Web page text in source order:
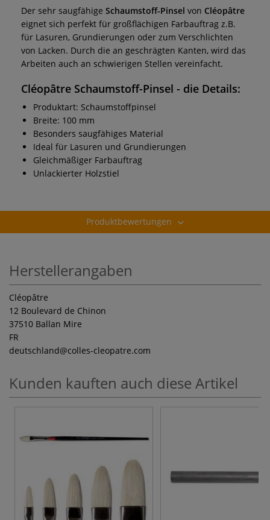
Der sehr saugfähige Schaumstoff-Pinsel von Cléopâtre
eignet sich perfekt für großflächigen Farbauftrag z.B.
für Lasuren, Grundierungen oder zum Verschlichten
von Lacken. Durch die an geschrägten Kanten, wird das
Arbeiten auch an schwierigen Stellen vereinfacht.
Cléopâtre Schaumstoff-Pinsel - die Details:
Produktart: Schaumstoffpinsel
Breite: 100 mm
Besonders saugfähiges Material
Ideal für Lasuren und Grundierungen
Gleichmäßiger Farbauftrag
Unlackierter Holzstiel
Produktbewertungen
Herstellerangaben
Cléopâtre
12 Boulevard de Chinon
37510 Ballan Mire
FR
deutschland@colles-cleopatre.com
Kunden kauften auch diese Artikel